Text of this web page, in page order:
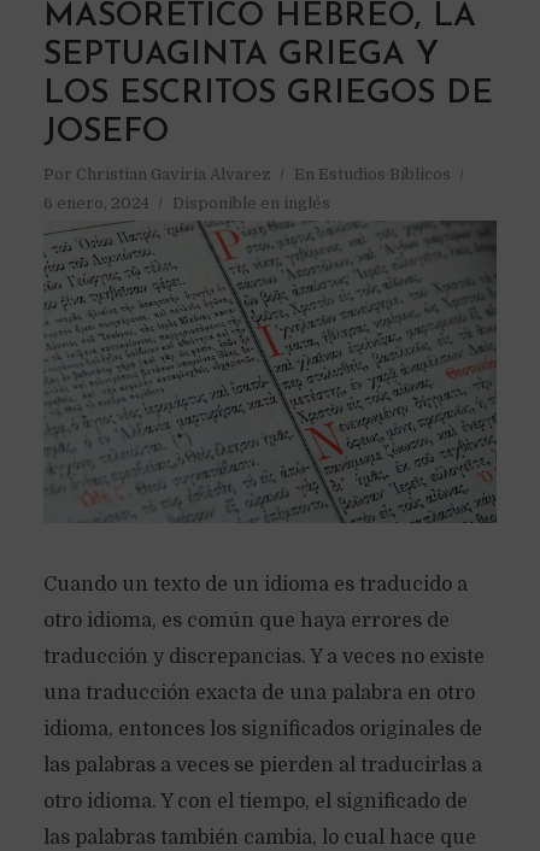
MASORÉTICO HEBREO, LA
SEPTUAGINTA GRIEGA Y
LOS ESCRITOS GRIEGOS DE
JOSEFO
Por Christian Gaviria Alvarez En Estudios Bíblicos
6 enero, 2024
Disponible en inglés
Cuando un texto de un idioma es traducido a
otro idioma, es común que haya errores de
traducción y discrepancias. Y a veces no existe
una traducción exacta de una palabra en otro
idioma, entonces los significados originales de
las palabras a veces se pierden al traducirlas a
otro idioma. Y con el tiempo, el significado de
las palabras también cambia, lo cual hace que